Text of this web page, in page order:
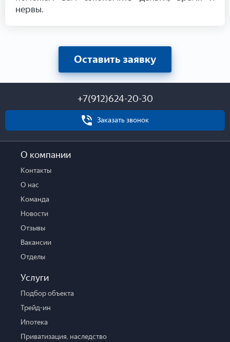
нервы.
Оставить заявку
+7(912)624-20-30
Заказать звонок
О компании
Контакты
О нас
Команда
Новости
Отзывы
Вакансии
Отделы
Услуги
Подбор объекта
Трейд-ин
Ипотека
Приватизация, наследство